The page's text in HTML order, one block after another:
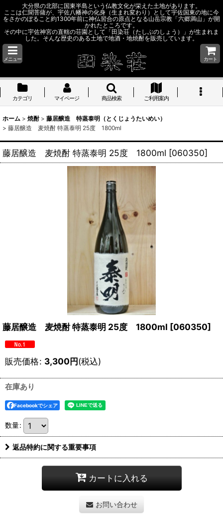
大分県の北部に国東半島という仏教文化が栄えた土地があります。
ここは仁聞菩薩が、宇佐八幡神の化身（生まれ変わり）として宇佐国東の地に今
をさかのぼること約1300年前に神仏習合の原点となる山岳宗教「六郷満山」が開
かれたところです。
その中に宇佐神宮の直轄の荘園として「田染荘（たしぶのしょう）」が生まれま
した。そんな歴史のある土地で地酒・地焼酎を販売しています。
メニュー カート
カテゴリ マイページ 商品検索 ご利用案内
ホーム > 焼酎 > 藤居醸造 特蒸泰明（とくじょうたいめい）
> 藤居醸造 麦焼酎 特蒸泰明 25度 1800ml
藤居醸造 麦焼酎 特蒸泰明 25度 1800ml [060350]
藤居醸造 麦焼酎 特蒸泰明 25度 1800ml [060350]
販売価格: 3,300円(税込)
在庫あり
Facebookでシェア
数量:
返品特約に関する重要事項
カートに入れる
お問い合わせ